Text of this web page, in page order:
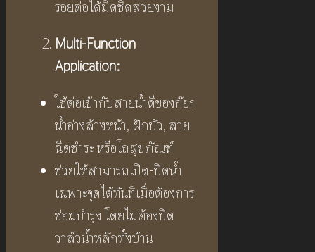
รอยต่อได้มิดชิดสวยงาม
Multi-Function
Application:
ใช้ต่อเข้ากับสายน้ำดีของก๊อก
น้ำอ่างล้างหน้า, ฝักบัว, สาย
ฉีดชำระ หรือโถสุขภัณฑ์
ช่วยให้สามารถเปิด-ปิดน้ำ
เฉพาะจุดได้ทันทีเมื่อต้องการ
ซ่อมบำรุง โดยไม่ต้องปิด
วาล์วน้ำหลักทั้งบ้าน